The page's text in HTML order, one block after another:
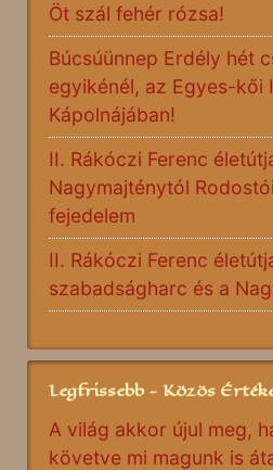
Öt szál fehér rózsa!
Búcsúünnep Erdély hét
egyikénél, az Egyes-kői
Kápolnájában!
II. Rákóczi Ferenc
Nagymajténytól
fejedelem
II. Rákóczi Ferenc
szabadságharc és a
Legfrissebb - Közös
A világ akkor újul meg,
követve mi magunk is